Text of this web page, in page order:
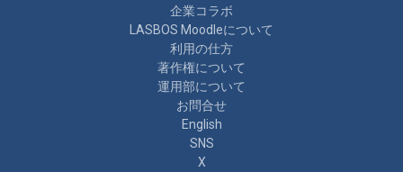
企業コラボ
LASBOS Moodleについて
利用の仕方
著作権について
運用部について
お問合せ
English
SNS
X